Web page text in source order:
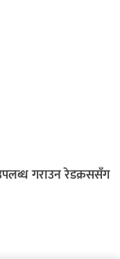
गराउन रेडक्रससँग